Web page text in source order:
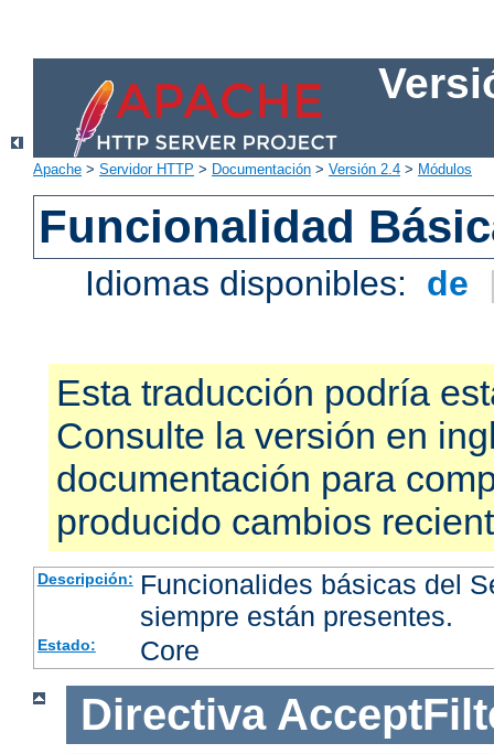
Apache > Servidor HTTP > Documentación > Versión 2.4 > Módulos
Funcionalidad
Idiomas disponibles: de
Esta traducción podría
Consulte la versión en
documentación para
producido cambios
Descripción: Funcionalides básicas del
siempre están presentes.
Estado: Core
Directiva